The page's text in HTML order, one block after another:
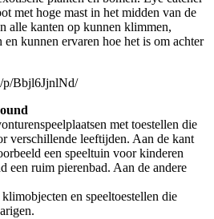
met hoge mast in het midden van de
alle kanten op kunnen klimmen,
kunnen ervaren hoe het is om achter
p/Bbjl6JjnlNd/
met toestellen die
verschillende leeftijden. Aan de kant
een speeltuin voor kinderen
een ruim pierenbad. Aan de andere
en speeltoestellen die